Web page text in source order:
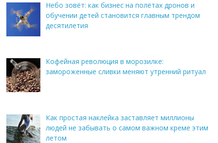
Небо зовёт: как бизнес на полётах дронов и
обучении детей становится главным трендом
десятилетия
Кофейная революция в морозилке:
замороженные сливки меняют утренний ритуал
Как простая наклейка заставляет миллионы
людей не забывать о самом важном креме этим
летом